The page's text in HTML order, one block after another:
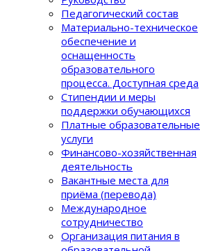
Педагогический состав
Материально-техническое
обеспечение и
оснащенность
образовательного
процеcса. Доступная среда
Стипендии и меры
поддержки обучающихся
Платные образовательные
услуги
Финансово-хозяйственная
деятельность
Вакантные места для
приёма (перевода)
Международное
сотрудничество
Организация питания в